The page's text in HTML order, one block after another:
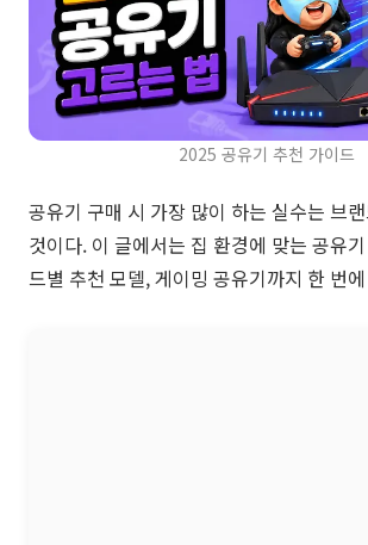
2025 공유기 추천 가이드
공유기 구매 시 가장 많이 하는 실수는 브
것이다. 이 글에서는 집 환경에 맞는 공유
드별 추천 모델, 게이밍 공유기까지 한 번